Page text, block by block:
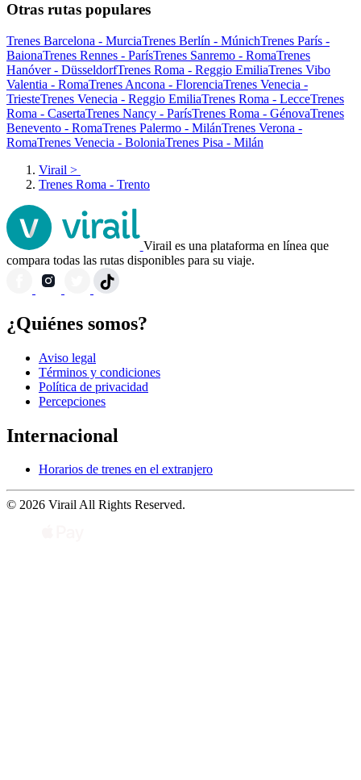
Otras rutas populares
Trenes Barcelona - MurciaTrenes Berlín - MúnichTrenes París -
BaionaTrenes Rennes - ParísTrenes Sanremo - RomaTrenes
Hanóver - DüsseldorfTrenes Roma - Reggio EmiliaTrenes Vibo
Valentia - RomaTrenes Ancona - FlorenciaTrenes Venecia -
TriesteTrenes Venecia - Reggio EmiliaTrenes Roma - LecceTrenes
Roma - CasertaTrenes Nancy - ParísTrenes Roma - GénovaTrenes
Benevento - RomaTrenes Palermo - MilánTrenes Verona -
RomaTrenes Venecia - BoloniaTrenes Pisa - Milán
Virail >
Trenes Roma - Trento
Virail es una plataforma en línea que
compara todas las rutas disponibles para su viaje.
¿Quiénes somos?
Aviso legal
Términos y condiciones
Política de privacidad
Percepciones
Internacional
Horarios de trenes en el extranjero
© 2026 Virail All Rights Reserved.